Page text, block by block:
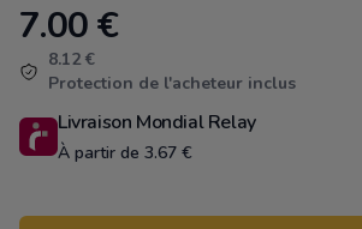
Product information
7.00€
8.12 €
Protection de l'acheteur inclus
Livraison Mondial Relay
À partir de 3.67 €